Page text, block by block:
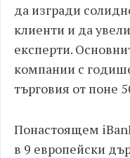
да изгради
клиенти и да
експерти.
компании с
търговия от поне
Понастоящем
в 9 европейски